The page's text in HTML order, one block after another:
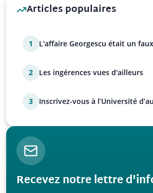
Articles populaires
1 L'affaire Georgescu était un
2 Les ingérences vues d'ailleurs
3
Inscrivez-vous à l’Université
Recevez notre lettre